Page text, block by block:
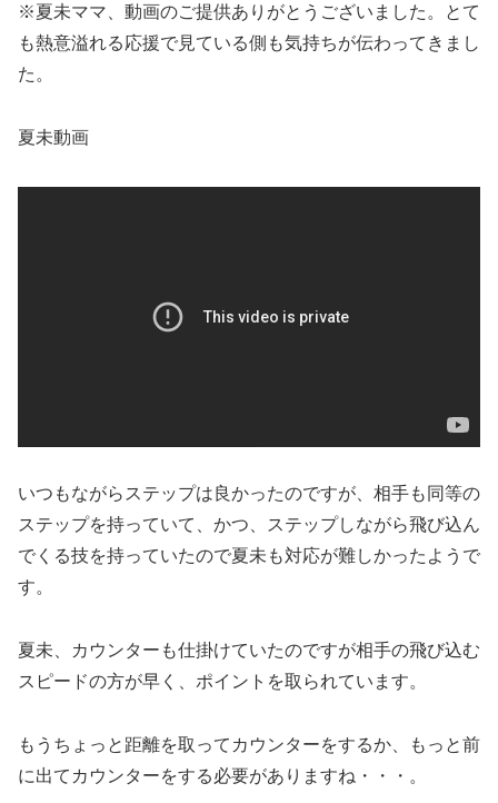
※夏未ママ、動画のご提供ありがとうございました。とて
も熱意溢れる応援で見ている側も気持ちが伝わってきまし
た。
夏未動画
いつもながらステップは良かったのですが、相手も同等の
ステップを持っていて、かつ、ステップしながら飛び込ん
でくる技を持っていたので夏未も対応が難しかったようで
す。
夏未、カウンターも仕掛けていたのですが相手の飛び込む
スピードの方が早く、ポイントを取られています。
もうちょっと距離を取ってカウンターをするか、もっと前
に出てカウンターをする必要がありますね・・・。